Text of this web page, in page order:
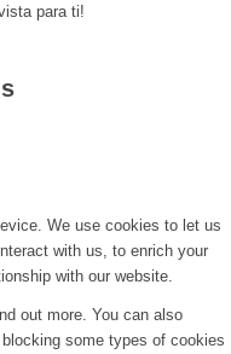
para ti!
We use cookies to let us
with us, to enrich your
with our website.
out more. You can also
some types of cookies